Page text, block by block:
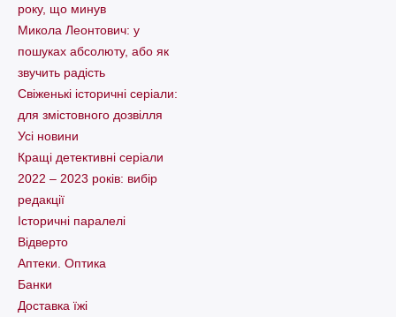
року, що минув
Микола Леонтович: у
пошуках абсолюту, або як
звучить радість
Свіженькі історичні серіали:
для змістовного дозвілля
Усі новини
Кращі детективні серіали
2022 – 2023 років: вибір
редакції
Історичні паралелі
Відверто
Аптеки. Оптика
Банки
Доставка їжі